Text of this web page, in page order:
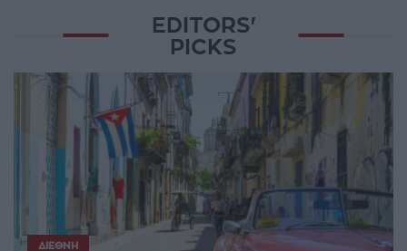
EDITORS'
PICKS
ΔΙΕΘΝΉ